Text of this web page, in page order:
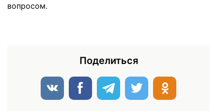
вопросом.
Поделиться